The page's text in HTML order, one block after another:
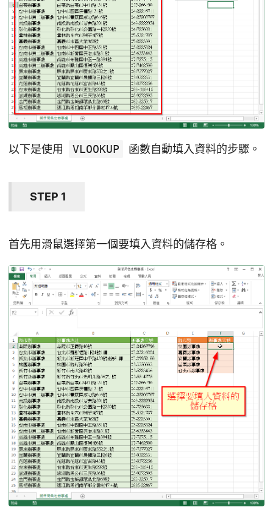
以下是使用 VLOOKUP 函數自動填入資料的步驟。
STEP 1
首先用滑鼠選擇第一個要填入資料的儲存格。